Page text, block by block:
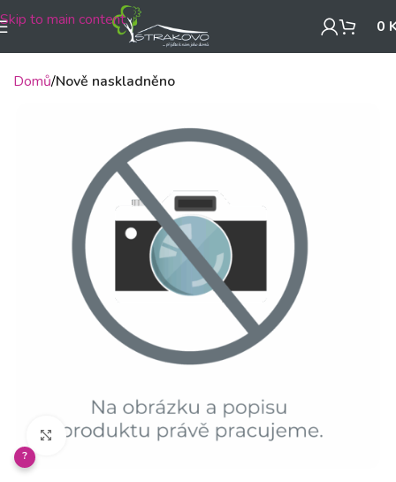
Skip to main content 0
Domů Nově naskladněno
Klikněte pro zvětšení
?